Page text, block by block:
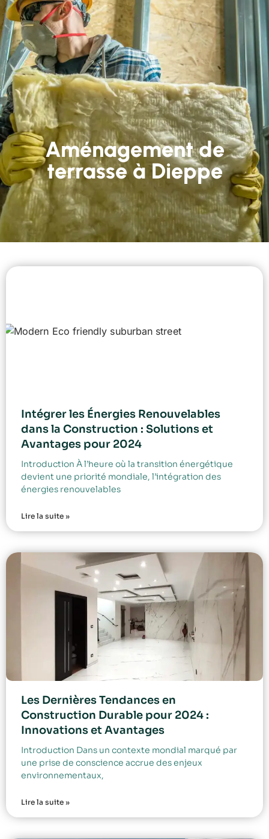
Aménagement de
terrasse à Dieppe
Intégrer les Énergies Renouvelables
dans la Construction : Solutions et
Avantages pour 2024
Introduction À l’heure où la transition énergétique
devient une priorité mondiale, l’intégration des
énergies renouvelables
Lire la suite »
Les Dernières Tendances en
Construction Durable pour 2024 :
Innovations et Avantages
Introduction Dans un contexte mondial marqué par
une prise de conscience accrue des enjeux
environnementaux,
Lire la suite »